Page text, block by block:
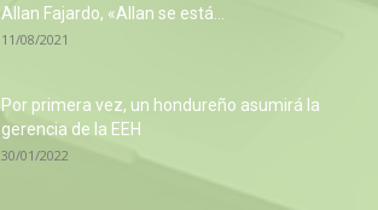
Allan Fajardo, «Allan se está...
11/08/2021
Por primera vez, un hondureño asumirá la
gerencia de la EEH
30/01/2022